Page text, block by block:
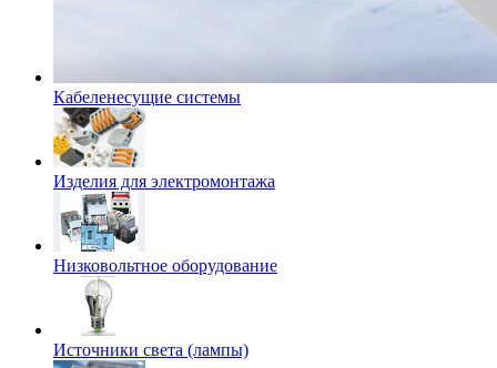
Кабеленесущие системы
Изделия для электромонтажа
Низковольтное оборудование
Источники света (лампы)